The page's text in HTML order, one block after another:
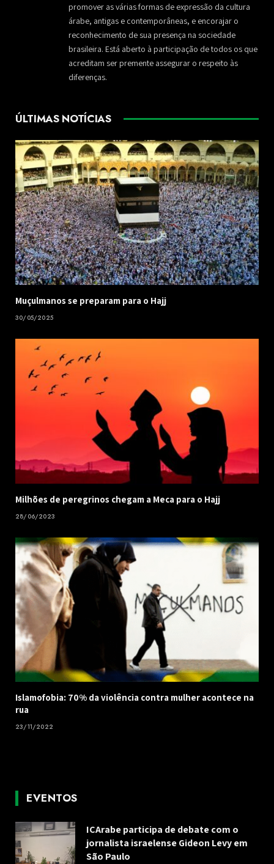
promover as várias formas de expressão da cultura
árabe, antigas e contemporâneas, e encorajar o
reconhecimento de sua presença na sociedade
brasileira. Está aberto à participação de todos os que
acreditam ser premente assegurar o respeito às
diferenças.
ÚLTIMAS NOTÍCIAS
Muçulmanos se preparam para o Hajj
30/05/2025
Milhões de peregrinos chegam a Meca para o Hajj
28/06/2023
Islamofobia: 70% da violência contra mulher acontece na
rua
23/11/2022
EVENTOS
ICArabe participa de debate com o
jornalista israelense Gideon Levy em
São Paulo